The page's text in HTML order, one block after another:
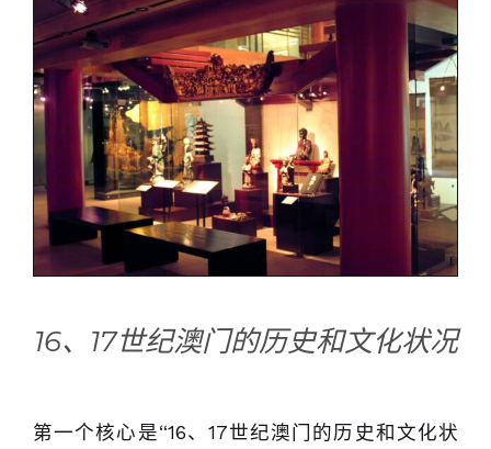
16、17世纪澳门的历史和文化状况
第一个核心是“16、17世纪澳门的历史和文化状